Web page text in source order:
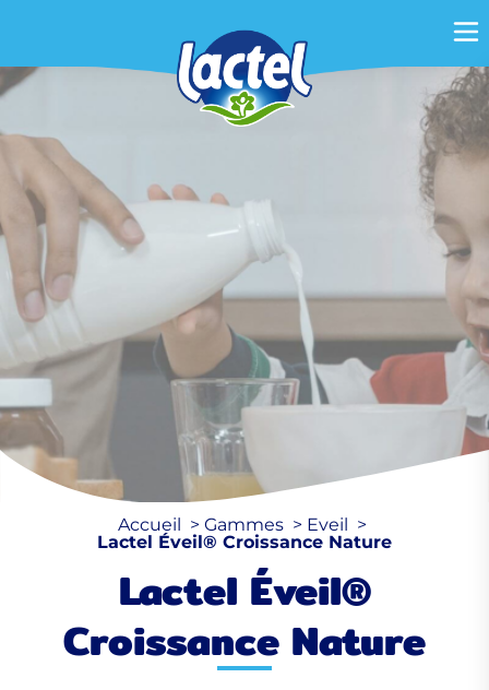
Accueil Gammes
Eveil
Lactel Éveil® Croissance Nature
Lactel Éveil®
Croissance Nature